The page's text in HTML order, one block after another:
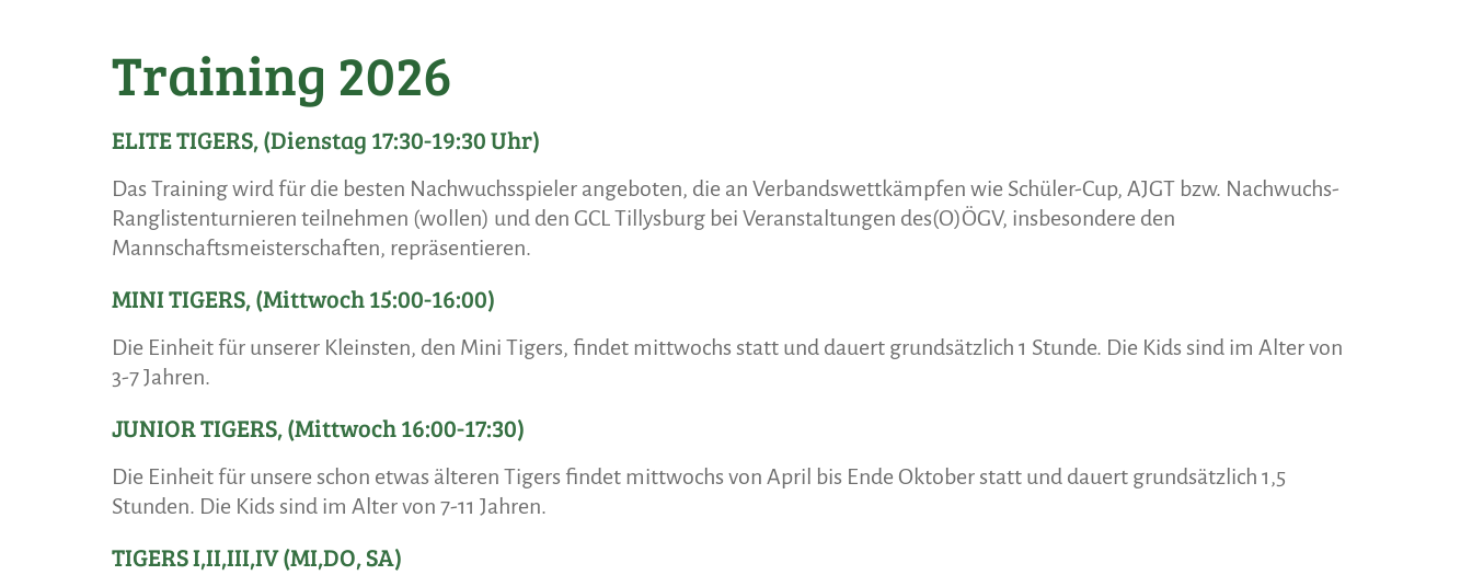
Training 2026
ELITE TIGERS, (Dienstag 17:30-19:30 Uhr)
Das Training wird für die besten Nachwuchsspieler angeboten, die an Verbandswettkämpfen wie Schüler-Cup, AJGT bzw. Nachwuchs-
Ranglistenturnieren teilnehmen (wollen) und den GCL Tillysburg bei Veranstaltungen des(O)ÖGV, insbesondere den
Mannschaftsmeisterschaften, repräsentieren.
MINI TIGERS, (Mittwoch 15:00-16:00)
Die Einheit für unserer Kleinsten, den Mini Tigers, findet mittwochs statt und dauert grundsätzlich 1 Stunde. Die Kids sind im Alter von
3-7 Jahren.
JUNIOR TIGERS, (Mittwoch 16:00-17:30)
Die Einheit für unsere schon etwas älteren Tigers findet mittwochs von April bis Ende Oktober statt und dauert grundsätzlich 1,5
Stunden. Die Kids sind im Alter von 7-11 Jahren.
TIGERS I,II,III,IV (MI,DO, SA)